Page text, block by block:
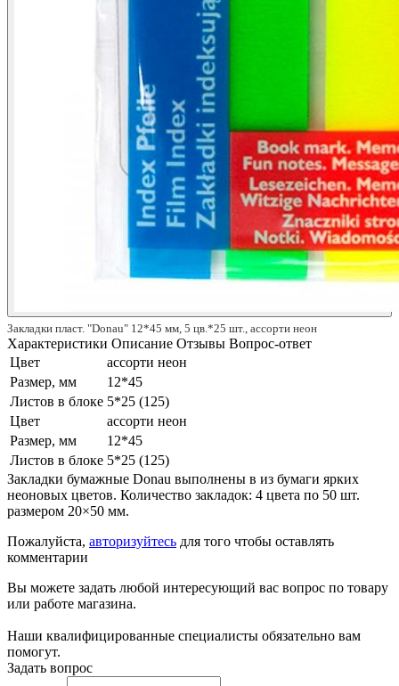
Закладки пласт. "Donau" 12*45 мм, 5 цв.*25 шт., ассорти неон
Характеристики Описание Отзывы Вопрос-ответ
Цвет
ассорти неон
Размер, мм
12*45
Листов в блоке 5*25 (125)
Цвет
ассорти неон
Размер, мм
12*45
Листов в блоке 5*25 (125)
Закладки бумажные Donau выполнены в из бумаги ярких
неоновых цветов. Количество закладок: 4 цвета по 50 шт.
размером 20×50 мм.
Пожалуйста, авторизуйтесь для того чтобы оставлять
комментарии
Вы можете задать любой интересующий вас вопрос по товару
или работе магазина.
Наши квалифицированные специалисты обязательно вам
помогут.
Задать вопрос